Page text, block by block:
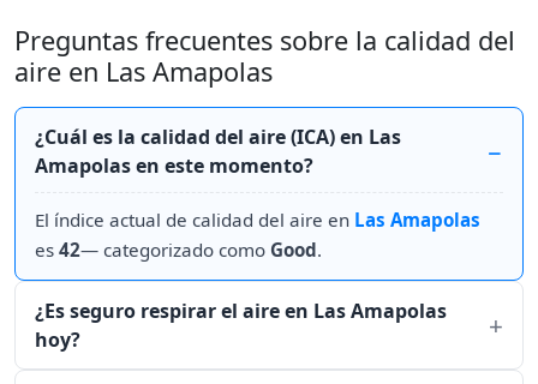
Preguntas frecuentes sobre la calidad del
aire en Las Amapolas
¿Cuál es la calidad del aire (ICA) en Las
Amapolas en este momento?
El índice actual de calidad del aire en Las Amapolas
es 42— categorizado como Good.
¿Es seguro respirar el aire en Las Amapolas
hoy?